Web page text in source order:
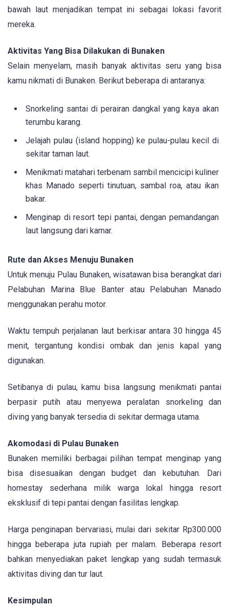
bawah laut menjadikan tempat ini sebagai lokasi favorit
mereka.
Aktivitas Yang Bisa Dilakukan di Bunaken
Selain menyelam, masih banyak aktivitas seru yang bisa
kamu nikmati di Bunaken. Berikut beberapa di antaranya:
Snorkeling santai di perairan dangkal yang kaya akan
terumbu karang.
Jelajah pulau (island hopping) ke pulau-pulau kecil di
sekitar taman laut.
Menikmati matahari terbenam sambil mencicipi kuliner
khas Manado seperti tinutuan, sambal roa, atau ikan
bakar.
Menginap di resort tepi pantai, dengan pemandangan
laut langsung dari kamar.
Rute dan Akses Menuju Bunaken
Untuk menuju Pulau Bunaken, wisatawan bisa berangkat dari
Pelabuhan Marina Blue Banter atau Pelabuhan Manado
menggunakan perahu motor.
Waktu tempuh perjalanan laut berkisar antara 30 hingga 45
menit, tergantung kondisi ombak dan jenis kapal yang
digunakan.
Setibanya di pulau, kamu bisa langsung menikmati pantai
berpasir putih atau menyewa peralatan snorkeling dan
diving yang banyak tersedia di sekitar dermaga utama.
Akomodasi di Pulau Bunaken
Bunaken memiliki berbagai pilihan tempat menginap yang
bisa disesuaikan dengan budget dan kebutuhan. Dari
homestay sederhana milik warga lokal hingga resort
eksklusif di tepi pantai dengan fasilitas lengkap.
Harga penginapan bervariasi, mulai dari sekitar Rp300.000
hingga beberapa juta rupiah per malam. Beberapa resort
bahkan menyediakan paket lengkap yang sudah termasuk
aktivitas diving dan tur laut.
Kesimpulan